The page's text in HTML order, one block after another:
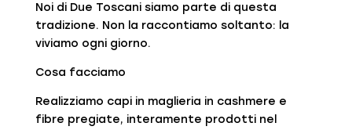
Noi di Due Toscani siamo parte di questa
tradizione. Non la raccontiamo soltanto: la
viviamo ogni giorno.
Cosa facciamo
Realizziamo capi in maglieria in cashmere e
fibre pregiate, interamente prodotti nel